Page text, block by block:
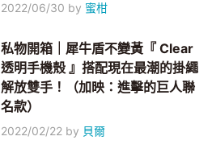
2022/06/30 by 蜜柑
私物開箱｜犀牛盾不變黃『 Clear
透明手機殼 』搭配現在最潮的掛繩
解放雙手！（加映：進擊的巨人聯
名款）
2022/02/22 by 貝爾